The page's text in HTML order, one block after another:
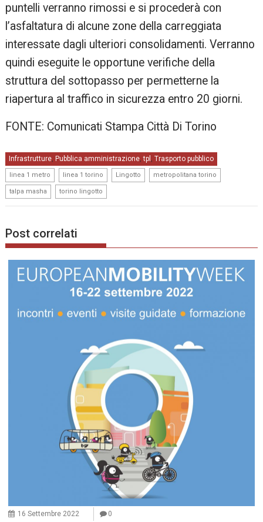
puntelli verranno rimossi e si procederà con
l’asfaltatura di alcune zone della carreggiata
interessate dagli ulteriori consolidamenti. Verranno
quindi eseguite le opportune verifiche della
struttura del sottopasso per permetterne la
riapertura al traffico in sicurezza entro 20 giorni.
FONTE: Comunicati Stampa Città Di Torino
Infrastrutture, Pubblica amministrazione,tpl ,Trasporto pubblico
linea 1 metro linea 1 torino Lingotto metropolitana torino
talpa masha torino lingotto
Post correlati
16 Settembre 2022 0